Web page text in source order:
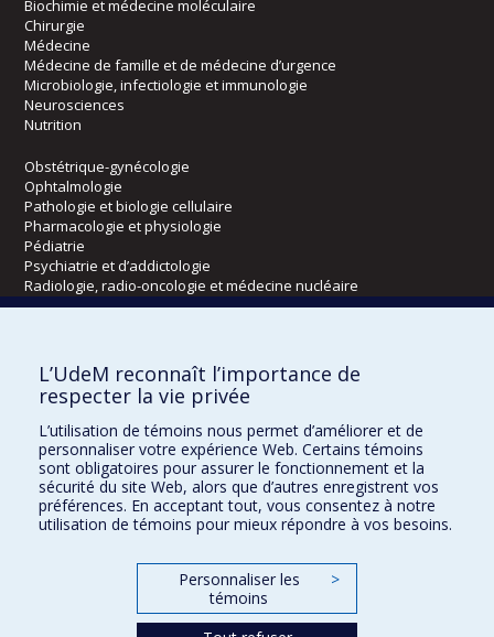
Biochimie et médecine moléculaire
Chirurgie
Médecine
Médecine de famille et de médecine d’urgence
Microbiologie, infectiologie et immunologie
Neurosciences
Nutrition
Obstétrique-gynécologie
Ophtalmologie
Pathologie et biologie cellulaire
Pharmacologie et physiologie
Pédiatrie
Psychiatrie et d’addictologie
Radiologie, radio-oncologie et médecine nucléaire
Kinésiologie et des sciences de l’activité physique
Orthophonie et audiologie
Réadaptation
Directions
DPC
CPASS
L’UdeM reconnaît l’importance de
respecter la vie privée
L’utilisation de témoins nous permet d’améliorer et de
personnaliser votre expérience Web. Certains témoins
sont obligatoires pour assurer le fonctionnement et la
sécurité du site Web, alors que d’autres enregistrent vos
préférences. En acceptant tout, vous consentez à notre
utilisation de témoins pour mieux répondre à vos besoins.
Personnaliser les
témoins
>